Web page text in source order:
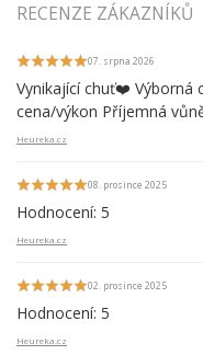
RECENZE ZÁKAZNÍKŮ
07. srpna 2026
Vynikající chuť❤️ Výborná
cena/výkon Příjemná
Heureka.cz
08. prosince 2025
Hodnocení: 5
Heureka.cz
02. prosince 2025
Hodnocení: 5
Heureka.cz